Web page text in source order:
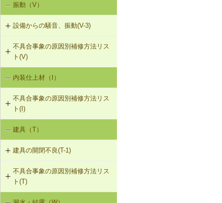
き）
R-1-601 屋根下地材・ふき材の交換
界床に係る遮音不良（床歩行音等の
床衝撃音）（SO-1）
界床に係る遮音不良（椅子の移動音
や物の落下音等の床衝撃音）（SO-
2）
界壁に係る遮音不良（界壁からの透
過音）（SO-3）
外壁開口部に係る遮音不良（外部開
口部からの透過音）（SO-4）
振動（V）
設備からの騒音、振動(V-3)
V-3-001 換気扇・ダクト等の交換工
事
V-3-002 水栓の取付け直し
V-3-003 器具用通気弁の取付け
V-3-004 遮音性能のある換気フード
への交換
V-3-005 駐輪機からの音・振動の伝
搬を防止する措置
不具合事象の原因別補修方法リス
ト(V)
床振動（V-1）
水平振動（V-2）
設備からの騒音、振動（V-3）
内装仕上材（I）
不具合事象の原因別補修方法リス
ト(I)
内装仕上材の汚損（I-1）
内装仕上材のひび割れ、はがれ等
（I-2）
建具（T）
建具の開閉不良(T-1)
T-1-001 丁番の取付け調整
T-1-002 丁番の取替え
不具合事象の原因別補修方法リス
ト(T)